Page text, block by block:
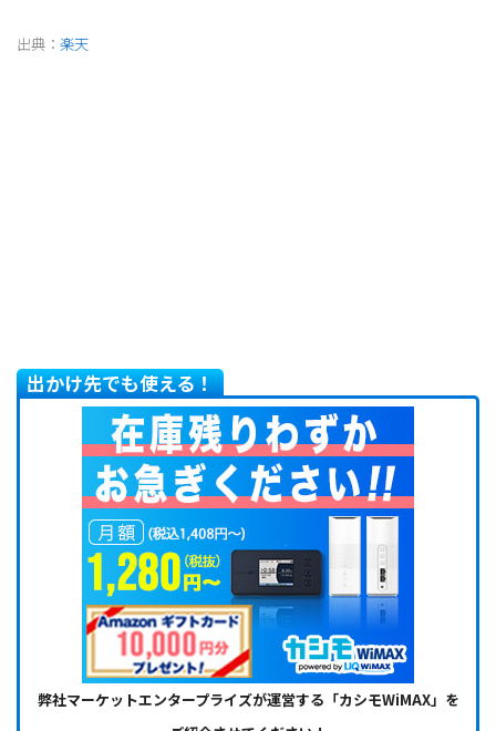
出典： 楽天
出かけ先でも使える！
弊社マーケットエンタープライズが運営する「カシモWiMAX」を